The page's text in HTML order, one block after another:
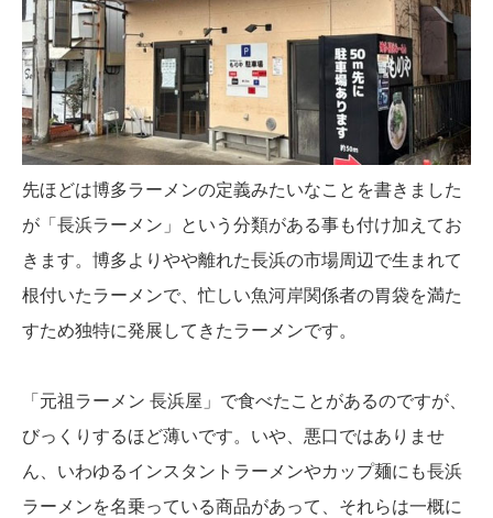
先ほどは博多ラーメンの定義みたいなことを書きました
が「長浜ラーメン」という分類がある事も付け加えてお
きます。博多よりやや離れた長浜の市場周辺で生まれて
根付いたラーメンで、忙しい魚河岸関係者の胃袋を満た
すため独特に発展してきたラーメンです。
「元祖ラーメン 長浜屋」で食べたことがあるのですが、
びっくりするほど薄いです。いや、悪口ではありませ
ん、いわゆるインスタントラーメンやカップ麺にも長浜
ラーメンを名乗っている商品があって、それらは一概に